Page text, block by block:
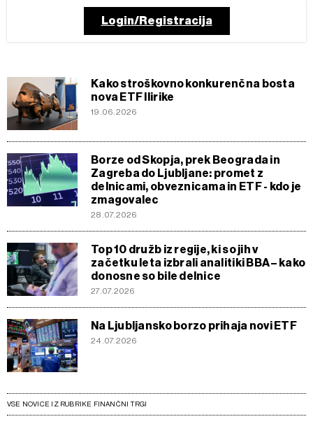
Login/Registracija
Kako stroškovno konkurenčna bosta
nova ETF Ilirike
19.06.2026
Borze od Skopja, prek Beograda in
Zagreba do Ljubljane: promet z
delnicami, obveznicama in ETF - kdo je
zmagovalec
28.07.2026
Top 10 družb iz regije, ki so jih v
začetku leta izbrali analitiki BBA – kako
donosne so bile delnice
27.07.2026
Na Ljubljansko borzo prihaja novi ETF
24.07.2026
VSE NOVICE IZ RUBRIKE FINANČNI TRGI